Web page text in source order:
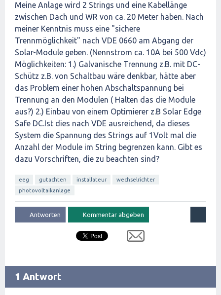
Meine Anlage wird 2 Strings und eine Kabellänge
zwischen Dach und WR von ca. 20 Meter haben. Nach
meiner Kenntnis muss eine "sichere
Trennmöglichkeit" nach VDE 0660 am Abgang der
Solar-Module geben. (Nennstrom ca. 10A bei 500 Vdc)
Möglichkeiten: 1.) Galvanische Trennung z.B. mit DC-
Schütz z.B. von Schaltbau wäre denkbar, hätte aber
das Problem einer hohen Abschaltspannung bei
Trennung an den Modulen ( Halten das die Module
aus?) 2.) Einbau von einem Optimierer z.B Solar Edge
Safe DC.Ist dies nach VDE ausreichend, da dieses
System die Spannung des Strings auf 1Volt mal die
Anzahl der Module im String begrenzen kann. Gibt es
dazu Vorschriften, die zu beachten sind?
eeg gutachten installateur
wechselrichter
photovoltaikanlage
1 Antwort